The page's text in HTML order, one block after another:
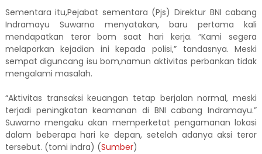
Sementara itu,Pejabat sementara (Pjs) Direktur BNI cabang
Indramayu Suwarno menyatakan, baru pertama kali
mendapatkan teror bom saat hari kerja. “Kami segera
melaporkan kejadian ini kepada polisi,” tandasnya. Meski
sempat diguncang isu bom,namun aktivitas perbankan tidak
mengalami masalah.
“Aktivitas transaksi keuangan tetap berjalan normal, meski
terjadi peningkatan keamanan di BNI cabang Indramayu.”
Suwarno mengaku akan memperketat pengamanan lokasi
dalam beberapa hari ke depan, setelah adanya aksi teror
tersebut. (tomi indra) (Sumber)